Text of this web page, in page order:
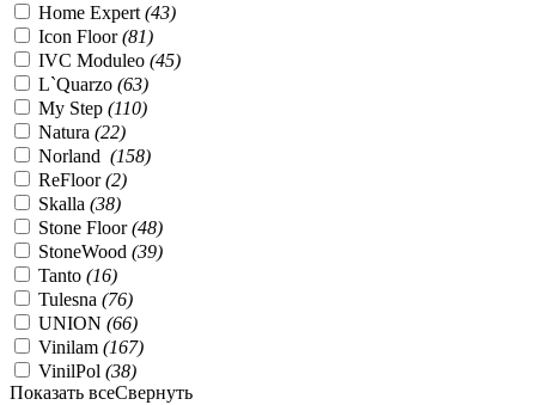
Home Expert (43)
Icon Floor(81)
IVC Moduleo (45)
L`Quarzo (63)
My Step (110)
Natura (22)
Norland (158)
ReFloor(2)
Skalla (38)
Stone Floor(48)
StoneWood (39)
Tanto (16)
Tulesna (76)
UNION (66)
Vinilam (167)
VinilPol (38)
Показать всеСвернуть